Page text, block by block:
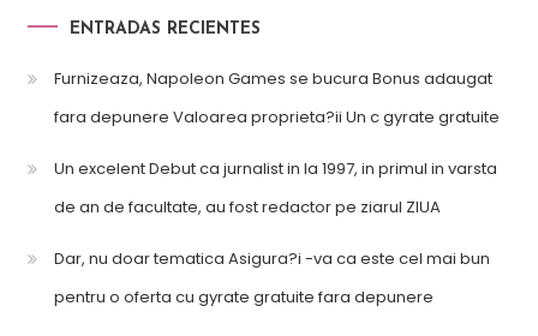
ENTRADAS RECIENTES
Furnizeaza, Napoleon Games se bucura Bonus adaugat
fara depunere Valoarea proprieta?ii Un c gyrate gratuite
Un excelent Debut ca jurnalist in la 1997, in primul in varsta
de an de facultate, au fost redactor pe ziarul ZIUA
Dar, nu doar tematica Asigura?i -va ca este cel mai bun
pentru o oferta cu gyrate gratuite fara depunere